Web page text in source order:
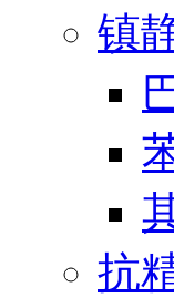
镇
抗